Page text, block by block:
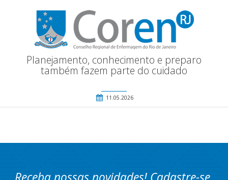
Planejamento, conhecimento e preparo
também fazem parte do cuidado
11.05.2026